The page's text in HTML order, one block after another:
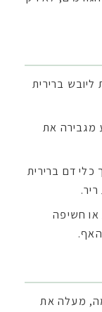
ברירית
מגבירה את
כלי דם ברירית
או חשיפה
מעלה את